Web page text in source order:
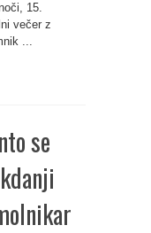
15.
večer z
...
se